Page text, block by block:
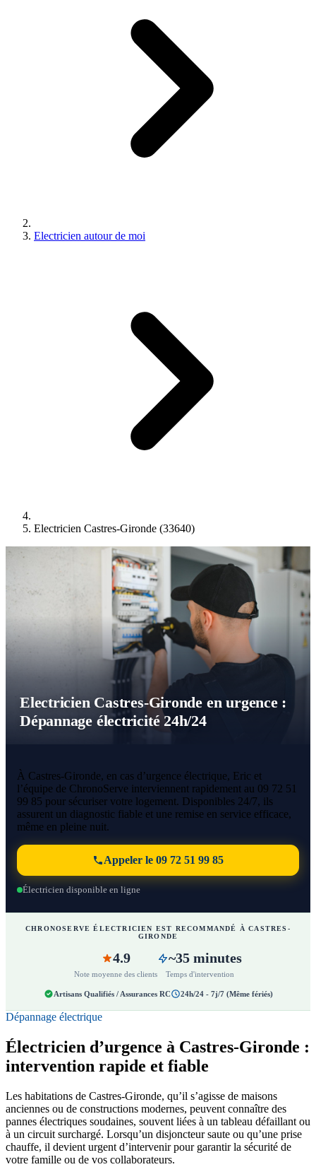
Electricien autour de moi
Electricien Castres-Gironde (33640)
Electricien Castres-Gironde en urgence :
Dépannage électricité 24h/24
À Castres-Gironde, en cas d’urgence électrique, Eric et
l’équipe de ChronoServe interviennent rapidement au 09 72 51
99 85 pour sécuriser votre logement. Disponibles 24/7, ils
assurent un diagnostic fiable et une remise en service efficace,
même en pleine nuit.
Appeler le 09 72 51 99 85
Électricien disponible en ligne
CHRONOSERVE ÉLECTRICIEN EST RECOMMANDÉ À CASTRES-
GIRONDE
4.9
Note moyenne des clients
~35 minutes
Temps d'intervention
Artisans Qualifiés / Assurances RC 24h/24 - 7j/7 (Même fériés)
Dépannage électrique
Électricien d’urgence à Castres-Gironde :
intervention rapide et fiable
Les habitations de Castres-Gironde, qu’il s’agisse de maisons
anciennes ou de constructions modernes, peuvent connaître des
pannes électriques soudaines, souvent liées à un tableau défaillant ou
à un circuit surchargé. Lorsqu’un disjoncteur saute ou qu’une prise
chauffe, il devient urgent d’intervenir pour garantir la sécurité de
votre famille ou de vos collaborateurs.